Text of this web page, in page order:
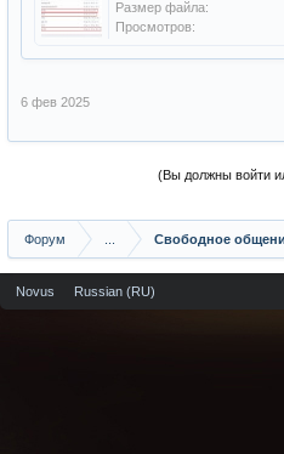
Размер файла:
Просмотров:
6 фев 2025
(Вы должны войти
Форум Свободное
Novus Russian (RU)